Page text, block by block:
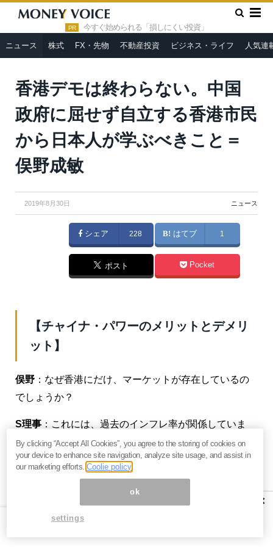
PR 今すぐ始められる「損しにくい投資」
ニュース 株式 FX・先物 不動産投資 ビジネス・ライフ 人気連
HOME » ニュース »
香港デモは終わらない。中国政府に屈せず
自立する香港市民から日本人が学ぶべきこと＝俣野成敏
香港デモは終わらない。中国
政府に屈せず自立する香港市民
から日本人が学ぶべきこと＝
俣野成敏
2019年8月30日 ニュース
シェア 228 はてブ 1
ポスト Pocket
【チャイナ・パワーのメリットとデメリ
ット】
俣野 ：なぜ香港にだけ、マーケットが存在しているの
でしょうか？
S理事 ：これには、過去のインフレ率が関係していま
す。日本の過去40年のインフレ率を見てみると、切り
上げてようやく1％です。先進国は平均して2％で、リ
ーマン・ショック後はだいたい1％くらいです。対する
香港のインフレの一因となっているのが、
不動産価格の高騰
そもそも、香港は山がちの狭い地形に700万人余りの人
×
By clicking “Accept All Cookies”, you agree to the storing of cookies on
your device to enhance site navigation, analyze site usage, and assist in
our marketing efforts.Coolie policy
ok
settings